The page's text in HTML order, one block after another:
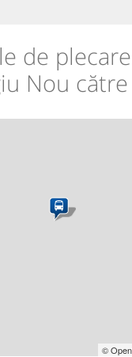
de
Nou
©